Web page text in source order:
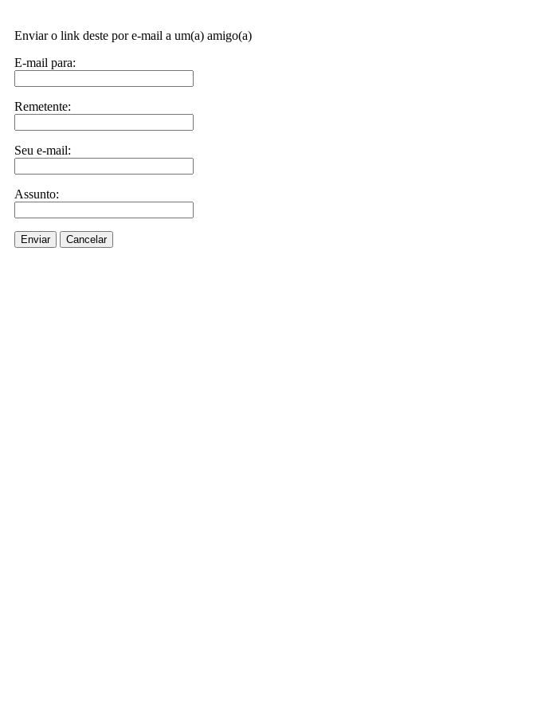
Enviar o link deste por e-mail a um(a) amigo(a)
E-mail para:
Remetente:
Seu e-mail:
Assunto:
Enviar Cancelar